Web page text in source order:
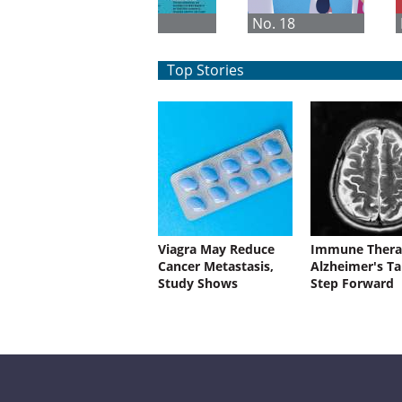
No. 18
Top Stories
Viagra May Reduce
Cancer Metastasis,
Study Shows
Immune
Alzheimer's
Step Forward